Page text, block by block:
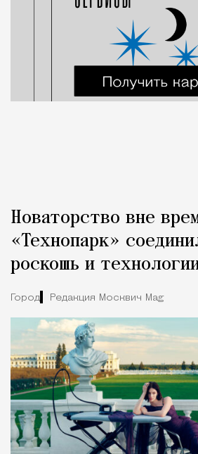
Новаторство вне
«Технопарк»
роскошь и
Город Редакция Москвич Mag